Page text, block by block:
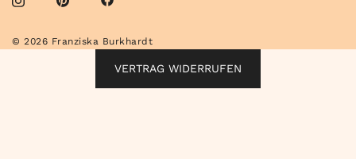
© 2026 Franziska Burkhardt
VERTRAG WIDERRUFEN